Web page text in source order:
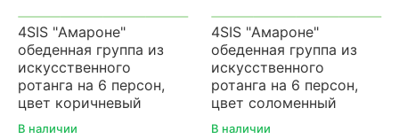
4SIS "Амароне"
обеденная группа из
искусственного
ротанга на 6 персон,
цвет коричневый
В наличии
4SIS "Амароне"
обеденная группа из
искусственного
ротанга на 6 персон,
цвет соломенный
В наличии